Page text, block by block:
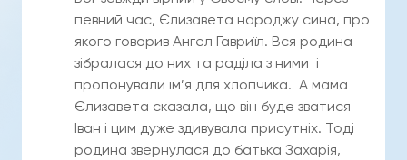
певний час, Єлизавета народжу сина, про
якого говорив Ангел Гавриїл. Вся родина
зібралася до них та раділа з ними і
пропонували ім’я для хлопчика. А мама
Єлизавета сказала, що він буде зватися
Іван і цим дуже здивувала присутніх. Тоді
родина звернулася до батька Захарія,